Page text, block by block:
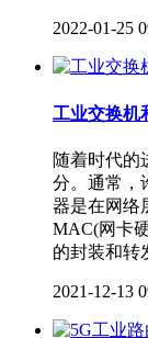
2022-01-25
工业交换机
随着时代的
分。通常，
器是在网络
MAC(网卡
的封装和转
2021-12-13